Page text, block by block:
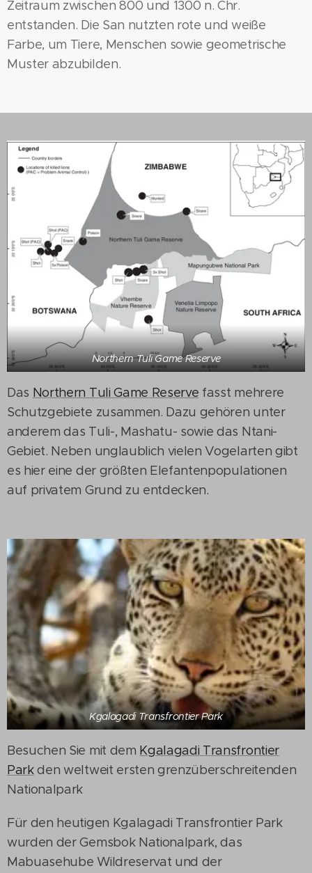
Zeitraum zwischen 800 und 1300 n. Chr.
entstanden. Die San nutzten rote und weiße
Farbe, um Tiere, Menschen sowie geometrische
Muster abzubilden.
Northern Tuli Game Reserve
Das Northern Tuli Game Reserve fasst mehrere
Schutzgebiete zusammen. Dazu gehören unter
anderem das Tuli-, Mashatu- sowie das Ntani-
Gebiet. Neben unglaublich vielen Vogelarten gibt
es hier eine der größten Elefantenpopulationen
auf privatem Grund zu entdecken.
Kgalagadi Transfrontier Park
Besuchen Sie mit dem Kgalagadi Transfrontier
Parkden weltweit ersten grenzüberschreitenden
Nationalpark
Für den heutigen Kgalagadi Transfrontier Park
wurden der Gemsbok Nationalpark, das
Mabuasehube Wildreservat und der